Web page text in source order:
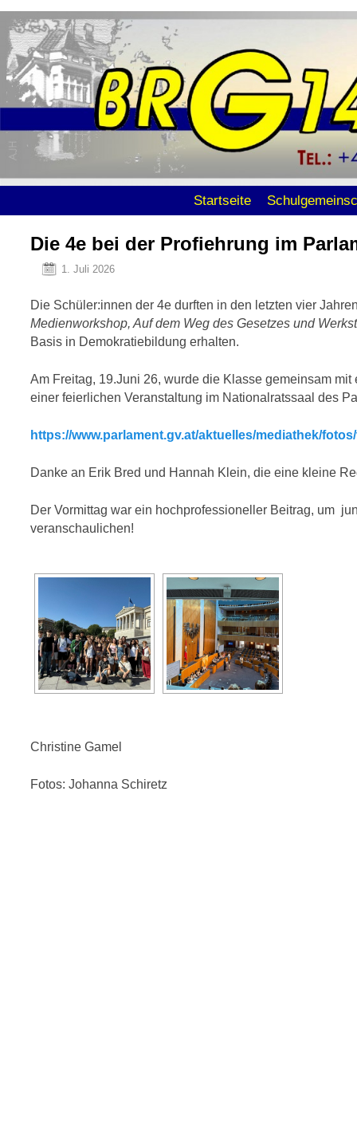
Zum sekundären Inhalt wechselnStartseite
Die 4e bei der Profiehrung im
1. Juli 2026
Die Schüler:innen der 4e durften in den letzten vier
Medienworkshop, Auf dem Weg des Gesetzes und
Basis in Demokratiebildung erhalten.
Am Freitag, 19.Juni 26, wurde die Klasse gemeinsam
einer feierlichen Veranstaltung im Nationalratssaal des
https://www.parlament.gv.at/aktuelles/mediathek/
Danke an Erik Bred und Hannah Klein, die eine kleine
Der Vormittag war ein hochprofessioneller Beitrag, um
veranschaulichen!
Christine Gamel
Fotos: Johanna Schiretz